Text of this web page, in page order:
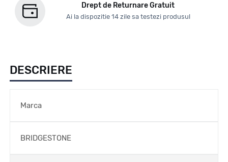
Drept de Returnare Gratuit
Ai la dispozitie 14 zile sa testezi produsul
DESCRIERE
Marca
BRIDGESTONE